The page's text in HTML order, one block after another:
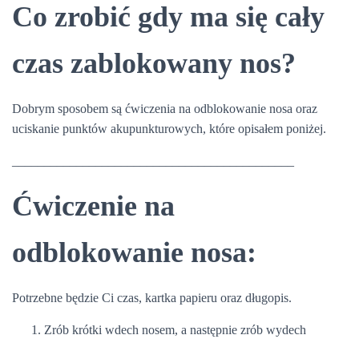
Co zrobić gdy ma się cały
czas zablokowany nos?
Dobrym sposobem są ćwiczenia na odblokowanie nosa oraz
uciskanie punktów akupunkturowych, które opisałem poniżej.
Ćwiczenie na
odblokowanie nosa:
Potrzebne będzie Ci czas, kartka papieru oraz długopis.
Zrób krótki wdech nosem, a następnie zrób wydech